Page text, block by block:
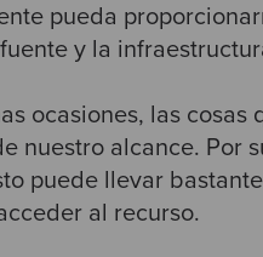
pueda
y la
ocasiones, las
nuestro alcance. Por
puede llevar
al recurso.